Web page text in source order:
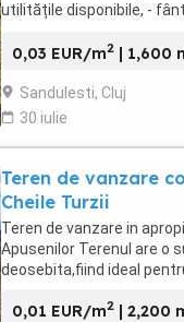
utilitățile disponibile, -
0,03 EUR/m2 | 1,600
Sandulesti, Cluj
30 iulie
Teren de vanzare
Cheile Turzii
Teren de vanzare in
Apusenilor Terenul are o
deosebita,fiind ideal
0,01 EUR/m2 | 2,200